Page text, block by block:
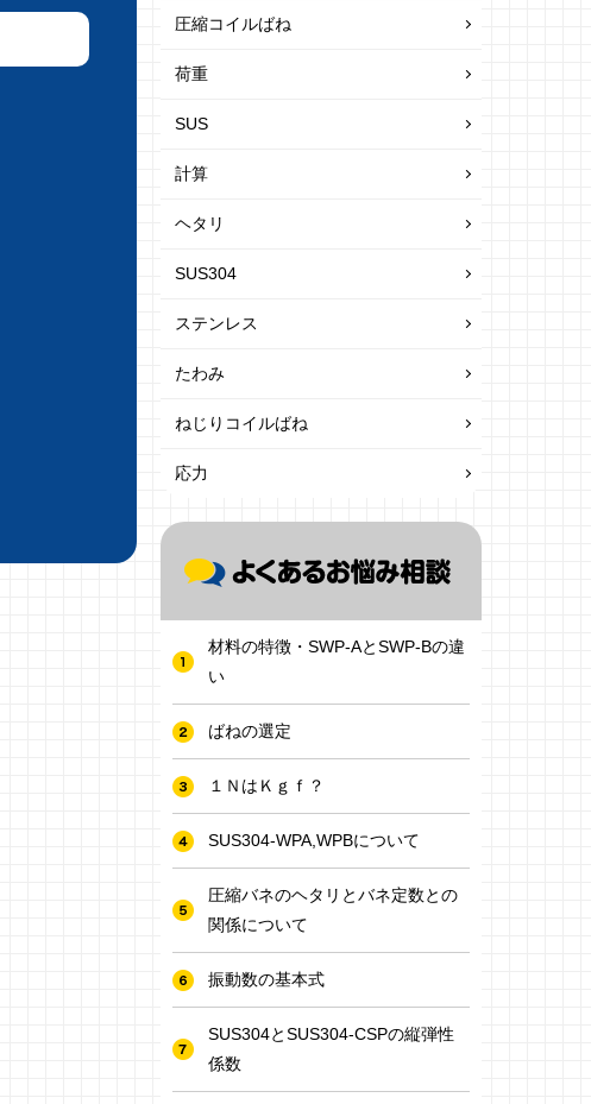
圧縮コイルばね
荷重
SUS
計算
ヘタリ
SUS304
ステンレス
たわみ
ねじりコイルばね
応力
材料の特徴・SWP-AとSWP-Bの違
い
ばねの選定
１ＮはＫｇｆ？
SUS304-WPA,WPBについて
圧縮バネのヘタリとバネ定数との
関係について
振動数の基本式
SUS304とSUS304-CSPの縦弾性
係数